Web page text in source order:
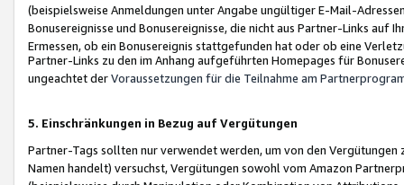
(beispielsweise Anmeldungen unter Angabe ungültiger E-Mail-
Bonusereignisse und Bonusereignisse, die nicht aus Partner-Links auf
Ermessen, ob ein Bonusereignis stattgefunden hat oder ob eine
Partner-Links zu den im Anhang aufgeführten Homepages für
ungeachtet derVoraussetzungen für die Teilnahme am
5. Einschränkungen in Bezug auf Vergütungen
Partner-Tags sollten nur verwendet werden, um von den
Namen handelt) versuchst, Vergütungen sowohl vom Amazon